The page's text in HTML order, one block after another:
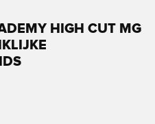
HIGH CUT MG